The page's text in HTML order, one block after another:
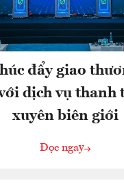
đẩy giao
dịch vụ thanh
xuyên biên giới
Đọc ngay